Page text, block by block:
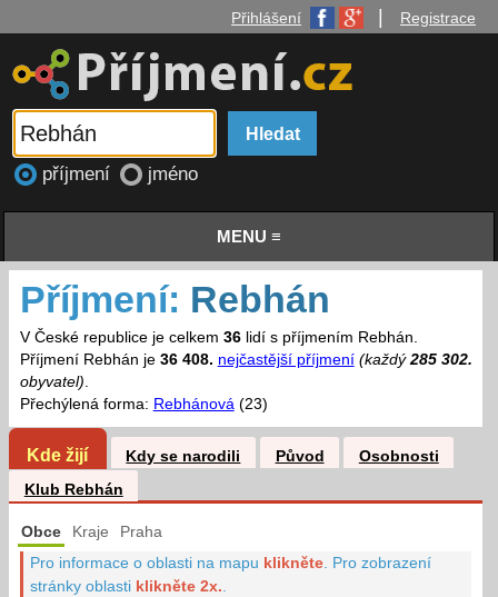
Přihlášení Registrace
příjmení jméno
MENU ≡
Příjmení: Rebhán
V České republice je celkem 36lidí s příjmením Rebhán.
Příjmení Rebhán je 36 408. nejčastější příjmení (každý285 302.
obyvatel).
Přechýlená forma: Rebhánová(23)
Kde žijí Kdy se narodili Původ
Osobnosti
Klub Rebhán
Obce Kraje Praha
Pro informace o oblasti na mapu klikněte Pro zobrazení
stránky oblasti klikněte 2x.